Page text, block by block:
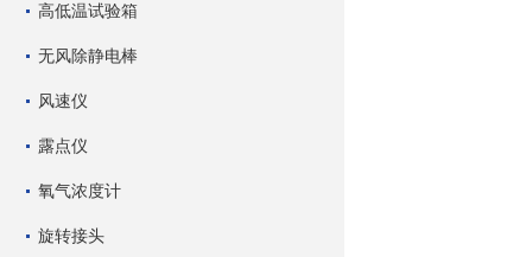
高低温试验箱
无风除静电棒
风速仪
露点仪
氧气浓度计
旋转接头